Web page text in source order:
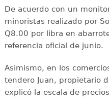
De acuerdo con un
minoristas realizado por
Q8.00 por libra en
referencia oficial de junio.
Asimismo, en los
tendero Juan, propietario
explicó la escala de